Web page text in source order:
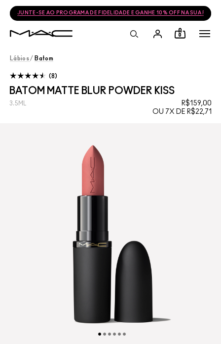
JUNTE-SE AO PROGRAMA DE FIDELIDADE E GANHE 10% OFF NA SUA
0
Lábios / Batom
BATOM MATTE BLUR POWDER KISS
R$159,00
OU 7X DE R$22,71
3.5ML
8